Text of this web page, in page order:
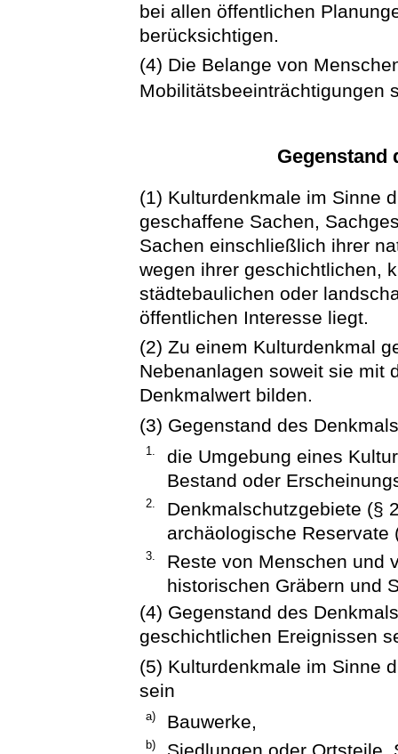
bei allen öffentlichen
berücksichtigen.
(4) Die Belange von
Mobilitätsbeeinträchtigungen
Gegenstand
(1) Kulturdenkmale im Sinne
geschaffene Sachen,
Sachen einschließlich ihrer
wegen ihrer geschichtlichen,
städtebaulichen oder
öffentlichen Interesse liegt.
(2) Zu einem Kulturdenkmal
Nebenanlagen soweit sie mit
Denkmalwert bilden.
(3) Gegenstand des
1.
die Umgebung eines
Bestand oder
2.
Denkmalschutzgebiete (§
archäologische Reservate
3.
Reste von Menschen und
historischen Gräbern und
(4) Gegenstand des
geschichtlichen Ereignissen
(5) Kulturdenkmale im Sinne
sein
a) Bauwerke,
b) Siedlungen oder Ortsteile,